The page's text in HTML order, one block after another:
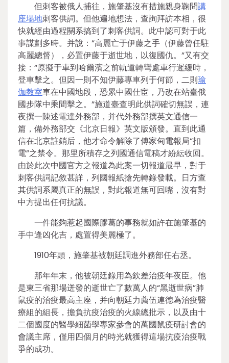
但刺客被俄人捕往，施肇基沒有措施親身鞠問講
座場地刺客供詞。但他遍地想法，查詢拜訪本相，很
快就經由過程關系搞到了刺客供詞。此中認可對于此
事謀劃多時。并說：“高麗亡于伊藤之手（伊藤曾任駐
高麗總督），必置伊藤于逝世地，以復國仇。”又有交
接：“原擬于車到哈爾濱之前軌道轉彎處車行遲緩時，
登車擊之。但因一則不知伊藤專車列于何節，二則瑜
伽教室車在中國地段，恐累中國仕宦，乃改在站臺俄
國步隊中乘間擊之。”施道臺查明此供詞確切無誤，連
夜撰一陳述電達外務部，并代外務部撰英文通信一
篇，備外務部交《北京日報》英文版頒發。直到此通
信在北京註銷后，他才命令解除了傅家甸電報局“扣
電”之禁令。那里所積存之列國通信電稿才紛紜收回。
由於此次中國官方之報道為此案一切報道最早，對于
刺客供詞記敘甚詳，列國報紙搶先轉錄發載。日方查
其供詞系屬真正的無誤，對此報道無可回嘴，沒有對
中方提出任何抗議。
一件能夠惹起國際膠葛的事務就如許在施肇基的
手中逢凶化吉，處置得美麗極了。
1910年頭，施肇基被朝廷調進外務部任右丞。
那年年末，他被朝廷錄用為欽差治疫年夜臣。他
是東三省那場迸發的逝世亡了數萬人的“黑逝世病”肺
鼠疫的治疫最高主座，并向朝廷力薦伍連德為治疫醫
療組的組長，擔負抗疫治疫的火線總批示，以及由十
二個國度的醫學細菌學專家參會的萬國鼠疫研討會的
會議主席，僅用四個月的時光就獲得這場抗疫治疫戰
爭的成功。